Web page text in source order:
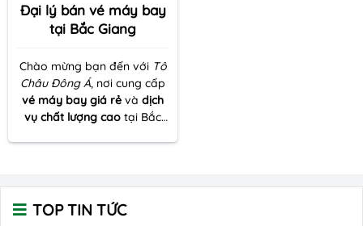
Đại lý bán vé máy bay
tại Bắc Giang
Chào mừng bạn đến với Tô
Châu Đông Á, nơi cung cấp
vé máy bay giá rẻ và dịch
vụ chất lượng cao tại Bắc
chọn hàng đầu của bạn.
TOP TIN TỨC